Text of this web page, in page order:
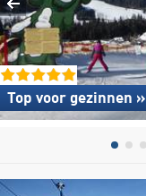
Top voor gezinnen »